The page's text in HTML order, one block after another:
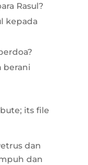
Rasul?
kepada
berani
dan
dan